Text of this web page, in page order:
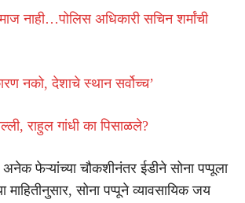
नाही…पोलिस अधिकारी सचिन शर्मांची
नको, देशाचे स्थान सर्वोच्च’
राहुल गांधी का पिसाळले?
फेऱ्यांच्या चौकशीनंतर ईडीने सोना पप्पूला
सोना पप्पूने व्यावसायिक जय